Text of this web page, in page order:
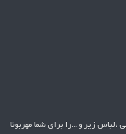
زیر و ...را برای شما مهربونا